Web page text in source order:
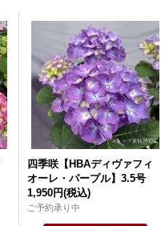
四季咲【HBAディヴァフィ
オーレ・パープル】3.5号
1,950円(税込)
ご予約承り中